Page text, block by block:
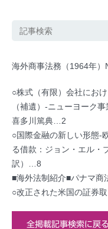
海外商事法務（1964年）
○株式（有限）会社にお
（補遺）-ニューヨーク
喜多川篤典…2
○国際金融の新しい形態-
る借款：ジョン・エル・
訳）…8
■海外法制紹介■パナマ
○改正された米国の証券
全掲載記事検索に戻る